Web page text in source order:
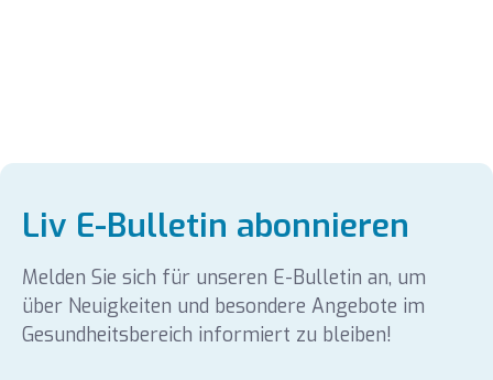
Liv E-Bulletin abonnieren
Melden Sie sich für unseren E-Bulletin an, um
über Neuigkeiten und besondere Angebote im
Gesundheitsbereich informiert zu bleiben!